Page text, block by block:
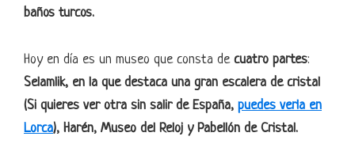
baños turcos.
Hoy en día es un museo que consta de cuatro partes:
Selamlik, en la que destaca una gran escalera de cristal
(Si quieres ver otra sin salir de España, puedes verla en
Lorca), Harén, Museo del Reloj y Pabellón de Cristal.